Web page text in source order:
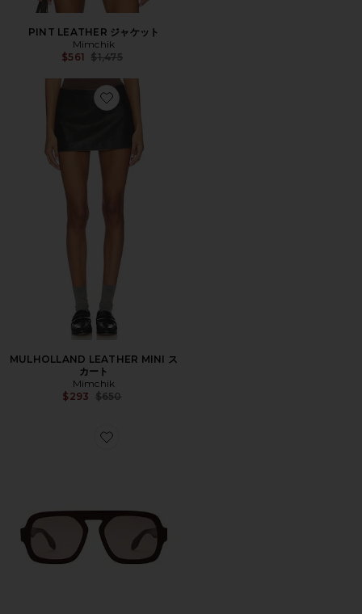
PINT LEATHER ジャケット
Mimchik
$561 Previous price:
$1,475
Favorite MULHOLLAND LEATHER MINI スカート
MULHOLLAND LEATHER MINI ス
カート
Mimchik
$293 Previous price:
$650
Favorite JANE サングラス